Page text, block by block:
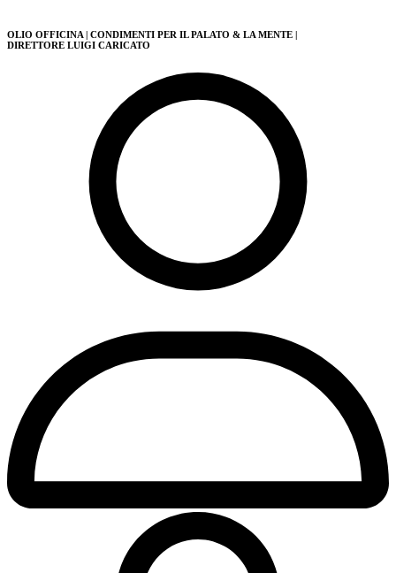
OLIO OFFICINA | CONDIMENTI PER IL PALATO & LA MENTE |
DIRETTORE LUIGI CARICATO